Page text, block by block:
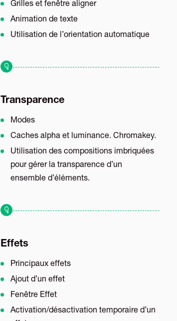
Grilles et fenêtre aligner
Animation de texte
Utilisation de l’orientation automatique
Transparence
Modes
Caches alpha et luminance. Chromakey.
Utilisation des compositions imbriquées
pour gérer la transparence d’un
ensemble d’éléments.
Effets
Principaux effets
Ajout d’un effet
Fenêtre Effet
Activation/désactivation temporaire d’un